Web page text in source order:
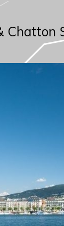
Chatton